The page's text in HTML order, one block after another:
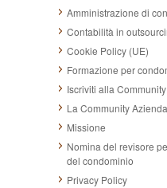
Amministrazione di
Contabilità in
Cookie Policy (UE)
Formazione per
Iscriviti alla
La Community
Missione
Nomina del revisore
del condominio
Privacy Policy